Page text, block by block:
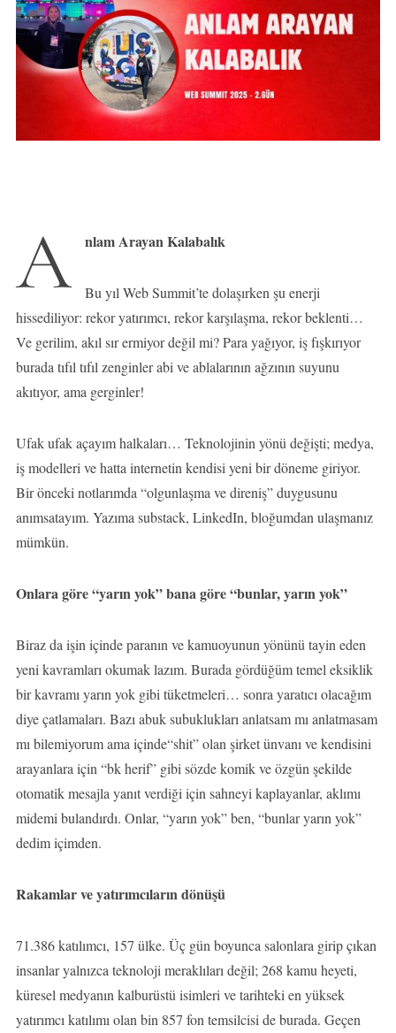
A nlam Arayan Kalabalık
Bu yıl Web Summit’te dolaşırken şu enerji
hissediliyor: rekor yatırımcı, rekor karşılaşma, rekor beklenti…
Ve gerilim, akıl sır ermiyor değil mi? Para yağıyor, iş fışkırıyor
burada tıfıl tıfıl zenginler abi ve ablalarının ağzının suyunu
akıtıyor, ama gerginler!
Ufak ufak açayım halkaları… Teknolojinin yönü değişti; medya,
iş modelleri ve hatta internetin kendisi yeni bir döneme giriyor.
Bir önceki notlarımda “olgunlaşma ve direniş” duygusunu
anımsatayım. Yazıma substack, LinkedIn, bloğumdan ulaşmanız
mümkün.
Onlara göre “yarın yok” bana göre “bunlar, yarın yok”
Biraz da işin içinde paranın ve kamuoyunun yönünü tayin eden
yeni kavramları okumak lazım. Burada gördüğüm temel eksiklik
bir kavramı yarın yok gibi tüketmeleri… sonra yaratıcı olacağım
diye çatlamaları. Bazı abuk subuklukları anlatsam mı anlatmasam
mı bilemiyorum ama içinde“shit” olan şirket ünvanı ve kendisini
arayanlara için “bk herif” gibi sözde komik ve özgün şekilde
otomatik mesajla yanıt verdiği için sahneyi kaplayanlar, aklımı
midemi bulandırdı. Onlar, “yarın yok” ben, “bunlar yarın yok”
dedim içimden.
Rakamlar ve yatırımcıların dönüşü
71.386 katılımcı, 157 ülke. Üç gün boyunca salonlara girip çıkan
insanlar yalnızca teknoloji meraklıları değil; 268 kamu heyeti,
küresel medyanın kalburüstü isimleri ve tarihteki en yüksek
yatırımcı katılımı olan bin 857 fon temsilcisi de burada. Geçen